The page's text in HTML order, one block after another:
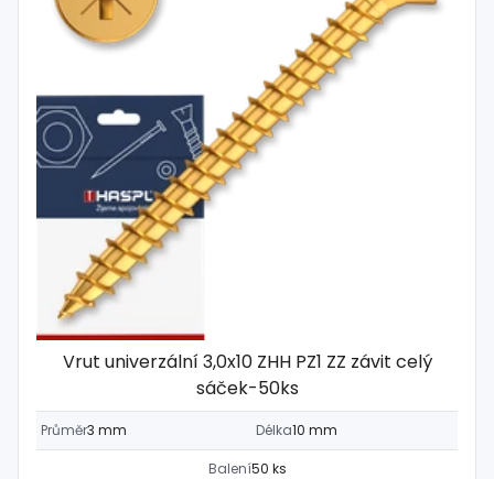
Vrut univerzální 3,0x10 ZHH PZ1 ZZ závit celý
sáček-50ks
Průměr3 mm Délka10 mm
Balení50 ks